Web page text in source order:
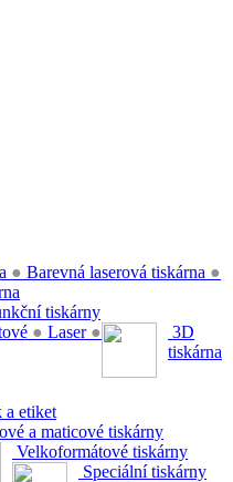
● Barevná laserová tiskárna ●
tiskárny
● Laser ●
3D
tiskárna
a etiket
a maticové tiskárny
Velkoformátové tiskárny
Speciální tiskárny